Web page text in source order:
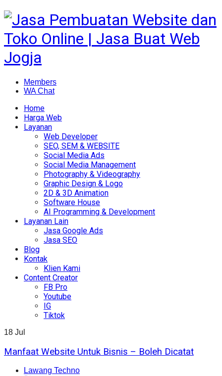
Members
WA Chat
Home
Harga Web
Layanan
Web Developer
SEO, SEM & WEBSITE
Social Media Ads
Social Media Management
Photography & Videography
Graphic Design & Logo
2D & 3D Animation
Software House
AI Programming & Development
Layanan Lain
Jasa Google Ads
Jasa SEO
Blog
Kontak
Klien Kami
Content Creator
FB Pro
Youtube
IG
Tiktok
18 Jul
Manfaat Website Untuk Bisnis – Boleh Dicatat
Lawang Techno